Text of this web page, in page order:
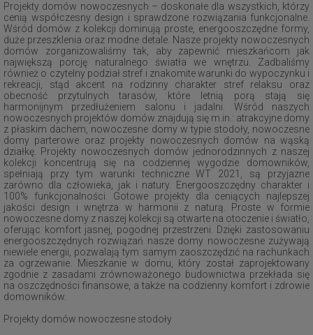
Projekty domów nowoczesnych – doskonałe dla wszystkich, którzy
cenią współczesny design i sprawdzone rozwiązania funkcjonalne.
Wśród domów z kolekcji dominują proste, energooszczędne formy,
duże przeszklenia oraz modne detale. Nasze projekty nowoczesnych
domów zorganizowaliśmy tak, aby zapewnić mieszkańcom jak
największą porcję naturalnego światła we wnętrzu. Zadbaliśmy
również o czytelny podział stref i znakomite warunki do wypoczynku i
rekreacji, stąd akcent na rodzinny charakter stref relaksu oraz
obecność przytulnych tarasów, które letnią porą stają się
harmonijnym przedłużeniem salonu i jadalni. Wśród naszych
nowoczesnych projektów domów znajdują się m.in.: atrakcyjne domy
z płaskim dachem, nowoczesne domy w typie stodoły, nowoczesne
domy parterowe oraz projekty nowoczesnych domów na wąską
działkę. Projekty nowoczesnych domów jednorodzinnych z naszej
kolekcji koncentrują się na codziennej wygodzie domowników,
spełniają przy tym warunki techniczne WT 2021, są przyjazne
zarówno dla człowieka, jak i natury. Energooszczędny charakter i
100% funkcjonalności. Gotowe projekty dla ceniących najlepszej
jakości design i wnętrza w harmonii z naturą. Proste w formie
nowoczesne domy z naszej kolekcji są otwarte na otoczenie i światło,
oferując komfort jasnej, pogodnej przestrzeni. Dzięki zastosowaniu
energooszczędnych rozwiązań nasze domy nowoczesne zużywają
niewiele energii, pozwalają tym samym zaoszczędzić na rachunkach
za ogrzewanie. Mieszkanie w domu, który został zaprojektowany
zgodnie z zasadami zrównoważonego budownictwa przekłada się
na oszczędności finansowe, a także na codzienny komfort i zdrowie
domowników.
Projekty domów nowoczesne stodoły